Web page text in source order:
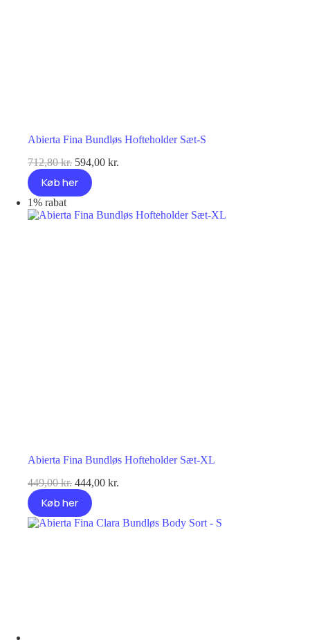
Abierta Fina Bundløs Hofteholder Sæt-S
712,80kr. Den
oprindelige
pris
var:
712,80 kr..
594,00 kr.
594,00 kr..
Køb her
1% rabat
Abierta Fina Bundløs Hofteholder Sæt-XL
449,00kr. Den
oprindelige
pris
var:
444,00 kr.
er:
444,00 kr..
Køb her